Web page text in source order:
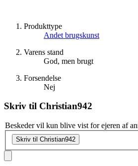
Produkttype
Andet brugskunst
Varens stand
God, men brugt
Forsendelse
Nej
Skriv til Christian942
Beskeder vil kun blive vist for ejeren af
Skriv til Christian942